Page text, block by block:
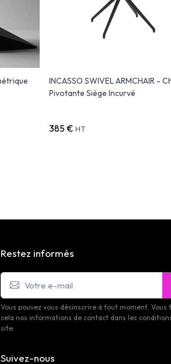
INCASSO SWIVEL ARMCHAIR -
Pivotante Siège Incurvé
385 € HT
Restez informés
Vous pouvez vous désinscrire à tout moment. Vous
cela nos informations de contact dans les
site.
Suivez-nous